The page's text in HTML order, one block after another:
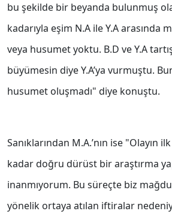
bu şekilde bir beyanda bulunmuş
kadarıyla eşim N.A ile Y.A arasında
veya husumet yoktu. B.D ve Y.A
büyümesin diye Y.A’ya vurmuştu.
husumet oluşmadı" diye konuştu.
Sanıklarından M.A.’nın ise "Olayın
kadar doğru dürüst bir araştırma
inanmıyorum. Bu süreçte biz
yönelik ortaya atılan iftiralar